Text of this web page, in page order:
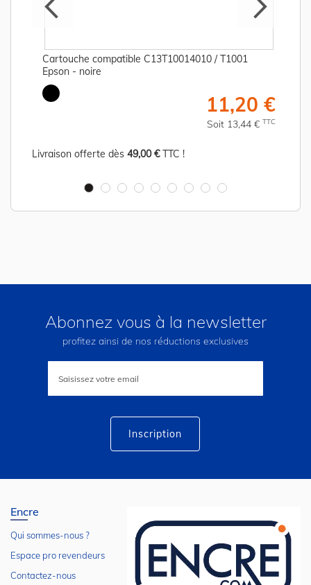
Cartouche compatible C13T10014010 / T1001
Epson - noire
11,20 €
Soit 13,44 € TTC
Livraison offerte dès 49,00 €TTC !
Abonnez vous à la newsletter
profitez ainsi de nos réductions exclusives
lettre
Inscription
Encre
Qui sommes-nous ?
Espace pro revendeurs
Contactez-nous